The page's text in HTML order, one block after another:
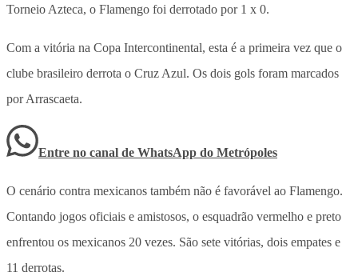
Torneio Azteca, o Flamengo foi derrotado por 1 x 0.
Com a vitória na Copa Intercontinental, esta é a primeira vez que o
clube brasileiro derrota o Cruz Azul. Os dois gols foram marcados
por Arrascaeta.
Entre no canal de WhatsApp do Metrópoles
O cenário contra mexicanos também não é favorável ao Flamengo.
Contando jogos oficiais e amistosos, o esquadrão vermelho e preto
enfrentou os mexicanos 20 vezes. São sete vitórias, dois empates e
11 derrotas.